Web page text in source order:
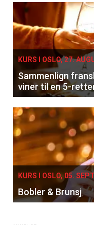
KURS I OSLO, 27.
Sammenlign
viner til en 5-
KURS I OSLO, 05.
Bobler & Brunsj